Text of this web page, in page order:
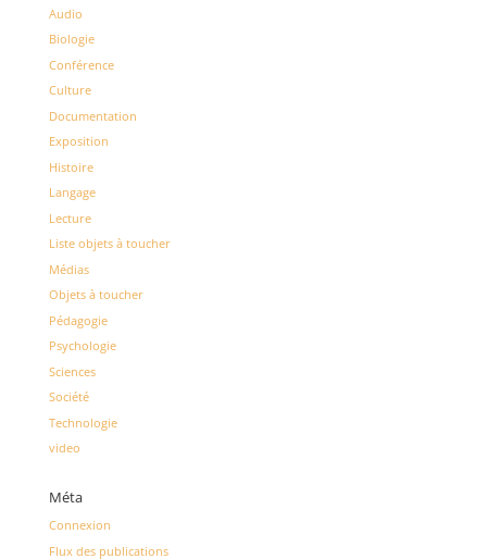
Audio
Biologie
Conférence
Culture
Documentation
Exposition
Histoire
Langage
Lecture
Liste objets à toucher
Médias
Objets à toucher
Pédagogie
Psychologie
Sciences
Société
Technologie
video
Méta
Connexion
Flux des publications